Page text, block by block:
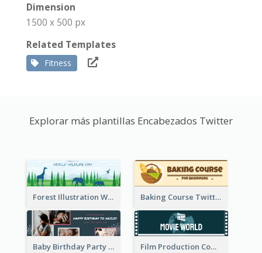
Dimension
1500 x 500 px
Related Templates
Fitness
Explorar más plantillas Encabezados Twitter
Forest Illustration World Wildlife Day Twitter Header Baking Course Twitter Header
Baby Birthday Party Twitter Header Film Production Company Twitter Header